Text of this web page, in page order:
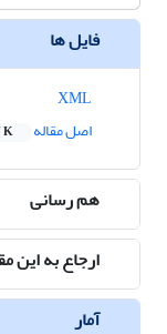
فایل ها
اصل مقاله
K
هم رسانی
ارجاع به این
آمار